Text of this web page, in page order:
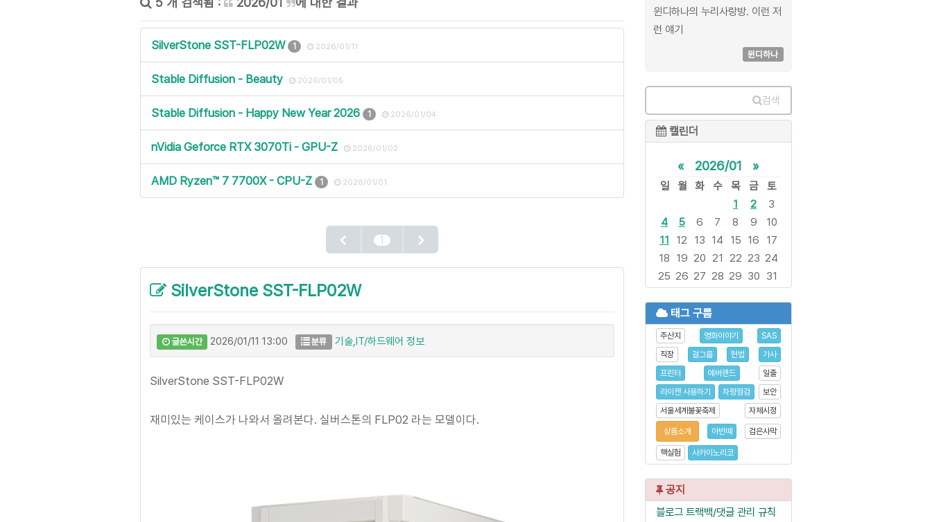
SilverStone SST-FLP02W 1 2026/01/11
Stable Diffusion - Beauty 2026/01/05
Stable Diffusion - Happy New Year 2026 1 2026/01/04
nVidia Geforce RTX 3070Ti - GPU-Z 2026/01/02
AMD Ryzen™ 7 7700X - CPU-Z 1 2026/01/01
1
SilverStone SST-FLP02W
글쓴시간 2026/01/11 13:00 분류 기술,IT/하드웨어 정보
SilverStone SST-FLP02W
재미있는 케이스가 나와서 올려본다. 실버스톤의 FLP02 라는 모델이다.
윈디하나의 누리사랑방. 이런 저
런 얘기
윈디하나
검색
캘린더
« 2026/01 »
일 월 화 수 목 금
토
1
2
3
4
5 6 7 8 9
10
11
12 13 14 15 16
17
18 19 20 21 22 23 24
25 26 27 28 29 30 31
태그 구름
주산지 영화이야기
SAS
직장
걸그룹 헌법
가사
프린터
에버랜드
일출
라이젠 사용하기
차량점검
보안
서울세계불꽃축제
자체시정
상품소개 아반떼 검은사막
핵실험 사카이노리코
공지
블로그 트랙백/댓글 관리 규칙